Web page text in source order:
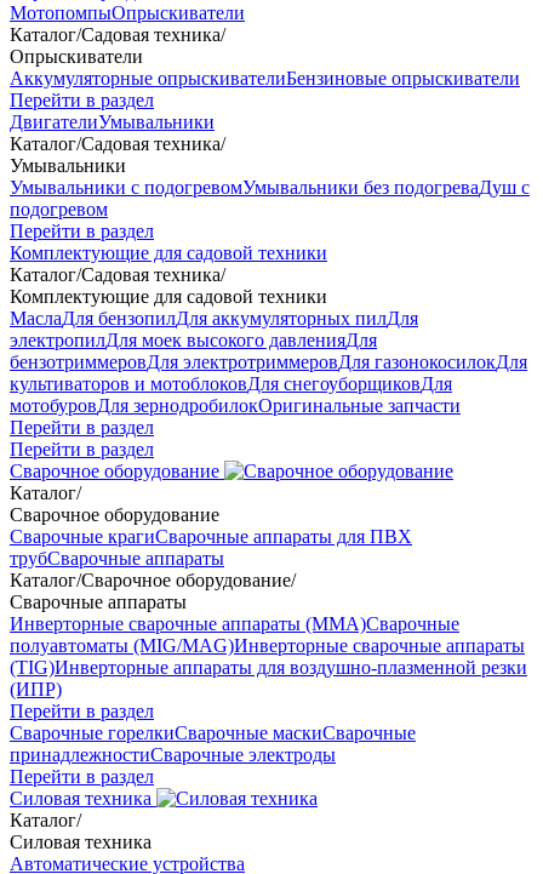
МотопомпыОпрыскиватели
Каталог/Садовая техника/
Опрыскиватели
Аккумуляторные опрыскивателиБензиновые опрыскиватели
Перейти в раздел
ДвигателиУмывальники
Каталог/Садовая техника/
Умывальники
Умывальники с подогревомУмывальники без подогреваДуш с
подогревом
Перейти в раздел
Комплектующие для садовой техники
Каталог/Садовая техника/
Комплектующие для садовой техники
МаслаДля бензопилДля аккумуляторных пилДля
электропилДля моек высокого давленияДля
бензотриммеровДля электротриммеровДля газонокосилокДля
культиваторов и мотоблоковДля снегоуборщиковДля
мотобуровДля зернодробилокОригинальные запчасти
Перейти в раздел
Перейти в раздел
Сварочное оборудование
Каталог/
Сварочное оборудование
Сварочные крагиСварочные аппараты для ПВХ
трубСварочные аппараты
Каталог/Сварочное оборудование/
Сварочные аппараты
Инверторные сварочные аппараты (ММА)Сварочные
полуавтоматы (MIG/MAG)Инверторные сварочные аппараты
(TIG)Инверторные аппараты для воздушно-плазменной резки
(ИПР)
Перейти в раздел
Сварочные горелкиСварочные маскиСварочные
принадлежностиСварочные электроды
Перейти в раздел
Силовая техника
Каталог/
Силовая техника
Автоматические устройства